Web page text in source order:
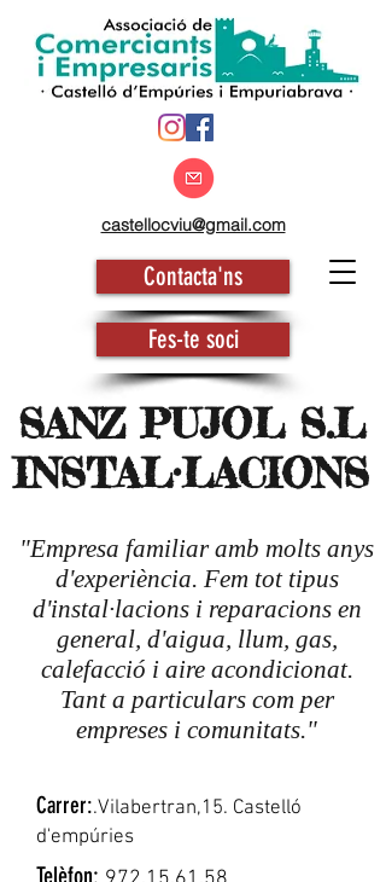
castellocviu@gmail.com
Contacta'ns
Fes-te soci
SANZ PUJOL S.L
INSTAL·LACIONS
"Empresa familiar amb molts anys
d'experiència. Fem tot tipus
d'instal·lacions i reparacions en
general, d'aigua, llum, gas,
calefacció i aire acondicionat.
Tant a particulars com per
empreses i comunitats."
Carrer:.Vilabertran,15. Castelló
d'empúries
Telèfon: